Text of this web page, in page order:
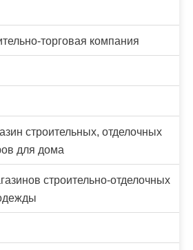
торговая компания
строительных, отделочных
для дома
строительно-отделочных